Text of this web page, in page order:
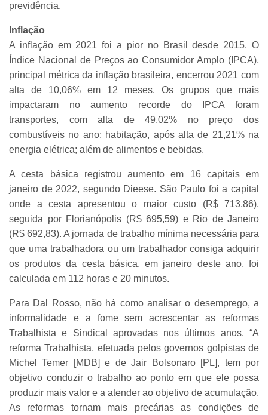
previdência.
Inflação
A inflação em 2021 foi a pior no Brasil desde 2015. O
Índice Nacional de Preços ao Consumidor Amplo (IPCA),
principal métrica da inflação brasileira, encerrou 2021 com
alta de 10,06% em 12 meses. Os grupos que mais
impactaram no aumento recorde do IPCA foram
transportes, com alta de 49,02% no preço dos
combustíveis no ano; habitação, após alta de 21,21% na
energia elétrica; além de alimentos e bebidas.
A cesta básica registrou aumento em 16 capitais em
janeiro de 2022, segundo Dieese. São Paulo foi a capital
onde a cesta apresentou o maior custo (R$ 713,86),
seguida por Florianópolis (R$ 695,59) e Rio de Janeiro
(R$ 692,83). A jornada de trabalho mínima necessária para
que uma trabalhadora ou um trabalhador consiga adquirir
os produtos da cesta básica, em janeiro deste ano, foi
calculada em 112 horas e 20 minutos.
Para Dal Rosso, não há como analisar o desemprego, a
informalidade e a fome sem acrescentar as reformas
Trabalhista e Sindical aprovadas nos últimos anos. “A
reforma Trabalhista, efetuada pelos governos golpistas de
Michel Temer [MDB] e de Jair Bolsonaro [PL], tem por
objetivo conduzir o trabalho ao ponto em que ele possa
produzir mais valor e a atender ao objetivo de acumulação.
As reformas tornam mais precárias as condições de